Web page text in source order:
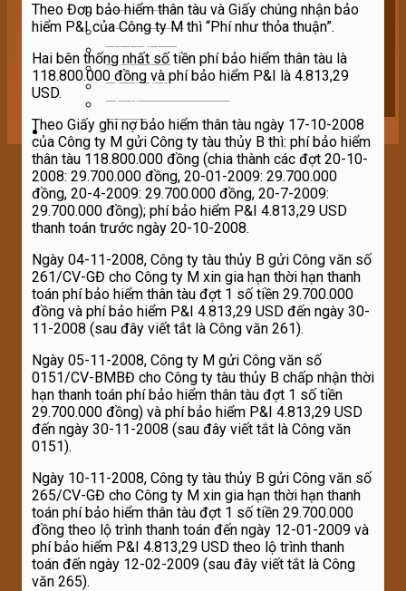
Luật, Bộ luật
Nghị quyết
Nghị định
Thông tư
Quyết định, công văn
Án lệ
Liên hệ
Theo Đơn bảo hiểm thân tàu và Giấy chúng nhận bảo
hiểm P&I của Công ty M thì “Phí như thỏa thuận”.
Hai bên thống nhất số tiền phí bảo hiểm thân tàu là
118.800.000 đồng và phí bảo hiểm P&I là 4.813,29
USD.
Theo Giấy ghi nợ bảo hiểm thân tàu ngày 17-10-2008
của Công ty M gửi Công ty tàu thủy B thì: phí bảo hiểm
thân tàu 118.800.000 đồng (chia thành các đợt 20-10-
2008: 29.700.000 đồng, 20-01-2009: 29.700.000
đồng, 20-4-2009: 29.700.000 đồng, 20-7-2009:
29.700.000 đồng); phí bảo hiểm P&I 4.813,29 USD
thanh toán trước ngày 20-10-2008.
Ngày 04-11-2008, Công ty tàu thủy B gửi Công văn số
261/CV-GĐ cho Công ty M xin gia hạn thời hạn thanh
toán phí bảo hiểm thân tàu đợt 1 số tiền 29.700.000
đồng và phí bảo hiểm P&I 4.813,29 USD đến ngày 30-
11-2008 (sau đây viết tắt là Công văn 261).
Ngày 05-11-2008, Công ty M gửi Công văn số
0151/CV-BMBĐ cho Công ty tàu thủy B chấp nhận thời
hạn thanh toán phí bảo hiểm thân tàu đợt 1 số tiền
29.700.000 đồng) và phí bảo hiểm P&I 4.813,29 USD
đến ngày 30-11-2008 (sau đây viết tắt là Công văn
0151).
Ngày 10-11-2008, Công ty tàu thủy B gửi Công văn số
265/CV-GĐ cho Công ty M xin gia hạn thời hạn thanh
toán phí bảo hiểm thân tàu đợt 1 số tiền 29.700.000
đồng theo lộ trình thanh toán đến ngày 12-01-2009 và
phí bảo hiểm P&I 4.813,29 USD theo lộ trình thanh
toán đến ngày 12-02-2009 (sau đây viết tắt là Công
văn 265).